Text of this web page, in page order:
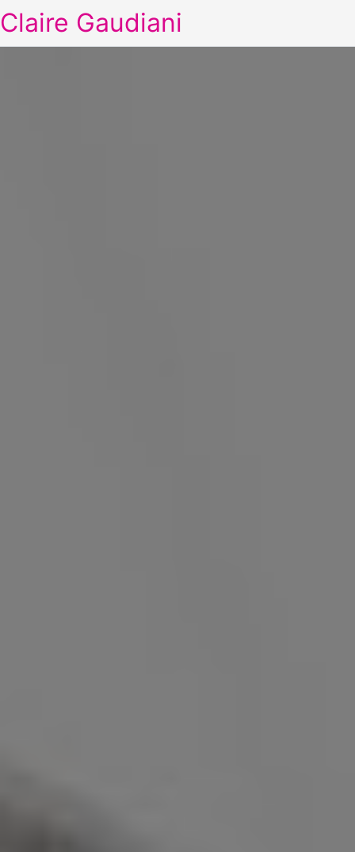
Claire Gaudiani